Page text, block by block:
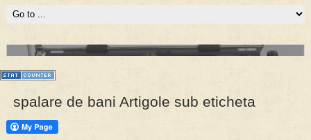
PRESA
Permise pentru vânătoarea de porci în costume, cu gulere albe
Averea Presedintelui: prima lucrare despre controversatele
conturi secrete ale Securitatii.
spalare de bani Artigole sub eticheta